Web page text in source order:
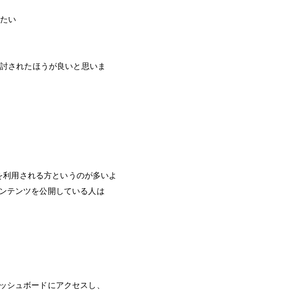
い
されたほうが良いと思いま
用される方というのが多いよ
テンツを公開している人は
ュボードにアクセスし、